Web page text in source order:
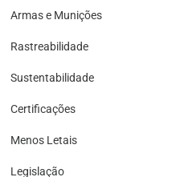
Armas e Munições
Rastreabilidade
Sustentabilidade
Certificações
Menos Letais
Legislação